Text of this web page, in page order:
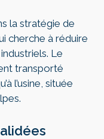
la stratégie de
cherche à réduire
Le
transporté
l’usine, située